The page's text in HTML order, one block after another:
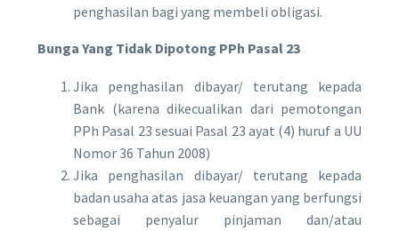
penghasilan bagi yang membeli obligasi.
Bunga Yang Tidak Dipotong PPh Pasal 23
Jika penghasilan dibayar/ terutang kepada
Bank (karena dikecualikan dari pemotongan
PPh Pasal 23 sesuai Pasal 23 ayat (4) huruf a UU
Nomor 36 Tahun 2008)
Jika penghasilan dibayar/ terutang kepada
badan usaha atas jasa keuangan yang berfungsi
sebagai penyalur pinjaman dan/atau